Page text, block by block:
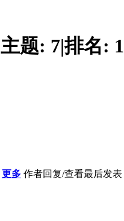
主题: 7|排名: 1
更多 作者回复/查看最后发表